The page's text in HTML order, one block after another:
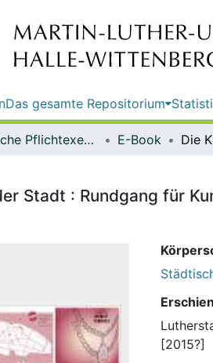
Das gesamte Repositorium
Elektronische Pflichtexemplare E-Book
Stadt : Rundgang für
[2015?]